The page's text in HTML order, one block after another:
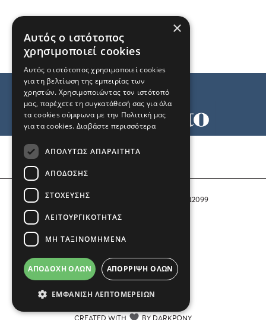
Αριθμός Πιστοποίησης Μ.Η.Τ. 242099
COPYRIGHT © 2026 Το Μανιφέστο
CREATED WITH BY DARKPONY
×
Αυτός ο ιστότοπος
χρησιμοποιεί cookies
Αυτός ο ιστότοπος χρησιμοποιεί cookies
για τη βελτίωση της εμπειρίας των
χρηστών. Χρησιμοποιώντας τον ιστότοπό
μας, παρέχετε τη συγκατάθεσή σας για όλα
τα cookies σύμφωνα με την Πολιτική μας
για τα cookies. Διαβάστε περισσότερα
ΑΠΟΛΎΤΩΣ ΑΠΑΡΑΊΤΗΤΑ
ΑΠΌΔΟΣΗΣ
ΣΤΌΧΕΥΣΗΣ
ΛΕΙΤΟΥΡΓΙΚΌΤΗΤΑΣ
ΜΗ ΤΑΞΙΝΟΜΗΜΈΝΑ
ΑΠΟΔΟΧΉ ΌΛΩΝ ΑΠΌΡΡΙΨΗ ΌΛΩΝ
ΕΜΦΆΝΙΣΗ ΛΕΠΤΟΜΕΡΕΙΏΝ